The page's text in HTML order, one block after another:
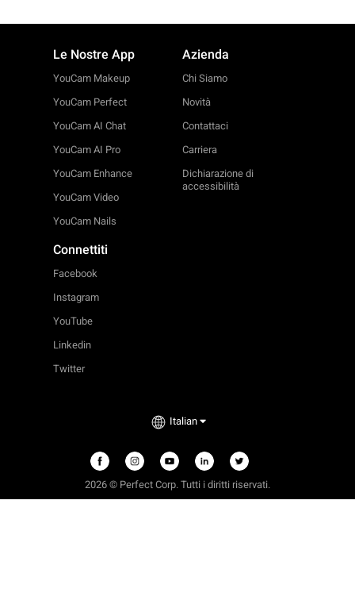
Le Nostre App
YouCam Makeup
YouCam Perfect
YouCam AI Chat
YouCam AI Pro
YouCam Enhance
YouCam Video
YouCam Nails
Azienda
Chi Siamo
Novità
Contattaci
Carriera
Dichiarazione di
accessibilità
Connettiti
Facebook
Instagram
YouTube
Linkedin
Twitter
Italian
2026 © Perfect Corp. Tutti i diritti riservati.